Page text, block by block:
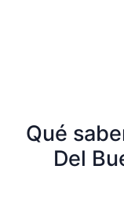
Qué
Del